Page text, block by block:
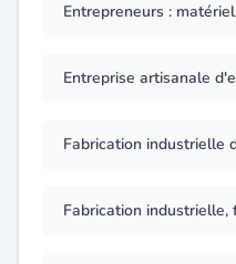
Entrepreneurs : matériel